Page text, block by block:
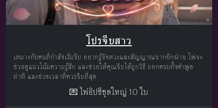
โปรจีบสาว
เหมาะกับคนที่กำลังเริ่มจีบ อยากรู้จังหวะและสัญญาณจากอีกฝ่าย ไพ่จะ
ช่วยดูแนวโน้มความรู้สึก และช่วยให้คุณจีบได้ถูกวิธี บอกครบทั้งคำพูด
ท่าที และช่วงเวลาที่ควรจีบที่สุด
💌 ไพ่ยิปซีชุดใหญ่ 10 ใบ